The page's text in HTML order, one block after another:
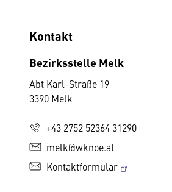
Kontakt
Bezirksstelle Melk
Abt Karl-Straße 19
3390 Melk
+43 2752 52364 31290
melk@wknoe.at
Kontaktformular